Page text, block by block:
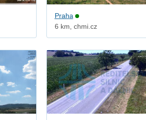
Praha
6 km, chmi.cz